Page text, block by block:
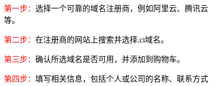
第一步： 选择一个可靠的域名注册商，例如阿里云、腾讯云
等。
第二步： 在注册商的网站上搜索并选择.ci域名。
第三步： 确认所选域名是否可用，并添加到购物车。
第四步： 填写相关信息，包括个人或公司的名称、联系方式